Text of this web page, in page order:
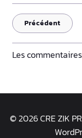
Précédent
Les
© 2026 CRE ZIK